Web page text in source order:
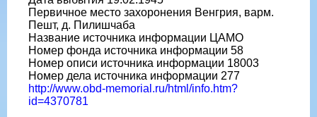
Первичное место захоронения Венгрия, варм.
Пешт, д. Пилишчаба
Название источника информации ЦАМО
Номер фонда источника информации 58
Номер описи источника информации 18003
Номер дела источника информации 277
http://www.obd-memorial.ru/html/info.htm?
id=4370781